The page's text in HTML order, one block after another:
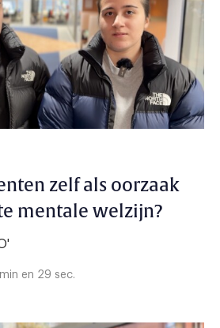
zelf als oorzaak
mentale welzijn?
en 29 sec.